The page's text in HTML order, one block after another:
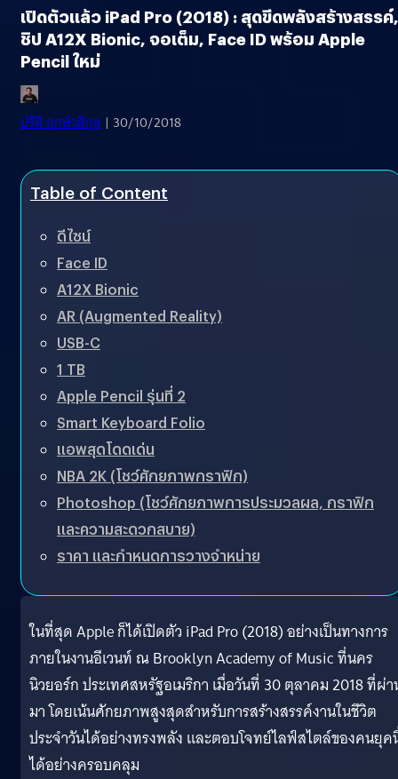
เปิดตัวแล้ว iPad Pro (2018) : สุดขีดพลังสร้างสรรค์,
ชิป A12X Bionic, จอเต็ม, Face ID พร้อม Apple
Pencil ใหม่
ปรีดี ฤกษ์วลีกุล | 30/10/2018
Table of Content
ดีไซน์
Face ID
A12X Bionic
AR (Augmented Reality)
USB-C
1 TB
Apple Pencil รุ่นที่ 2
Smart Keyboard Folio
แอพสุดโดดเด่น
NBA 2K (โชว์ศักยภาพกราฟิก)
Photoshop (โชว์ศักยภาพการประมวลผล, กราฟิก
และความสะดวกสบาย)
ราคา และกำหนดการวางจำหน่าย
ในที่สุด Apple ก็ได้เปิดตัว iPad Pro (2018) อย่างเป็นทางการ
ภายในงานอีเวนท์ ณ Brooklyn Academy of Music ที่นคร
นิวยอร์ก ประเทศสหรัฐอเมริกา เมื่อวันที่ 30 ตุลาคม 2018 ที่ผ่
มา โดยเน้นศักยภาพสูงสุดสำหรับการสร้างสรรค์งานในชีวิต
ประจำวันได้อย่างทรงพลัง และตอบโจทย์ไลฟ์สไตล์ของคนยุค
ได้อย่างครอบคลุม